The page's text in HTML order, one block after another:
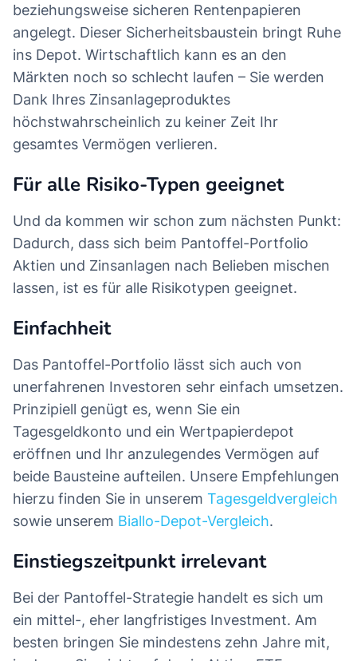
beziehungsweise sicheren Rentenpapieren
angelegt. Dieser Sicherheitsbaustein bringt Ruhe
ins Depot. Wirtschaftlich kann es an den
Märkten noch so schlecht laufen – Sie werden
Dank Ihres Zinsanlageproduktes
höchstwahrscheinlich zu keiner Zeit Ihr
gesamtes Vermögen verlieren.
Für alle Risiko-Typen geeignet
Und da kommen wir schon zum nächsten Punkt:
Dadurch, dass sich beim Pantoffel-Portfolio
Aktien und Zinsanlagen nach Belieben mischen
lassen, ist es für alle Risikotypen geeignet.
Einfachheit
Das Pantoffel-Portfolio lässt sich auch von
unerfahrenen Investoren sehr einfach umsetzen.
Prinzipiell genügt es, wenn Sie ein
Tagesgeldkonto und ein Wertpapierdepot
eröffnen und Ihr anzulegendes Vermögen auf
beide Bausteine aufteilen. Unsere Empfehlungen
hierzu finden Sie in unserem Tagesgeldvergleich
sowie unserem Biallo-Depot-Vergleich.
Einstiegszeitpunkt irrelevant
Bei der Pantoffel-Strategie handelt es sich um
ein mittel-, eher langfristiges Investment. Am
besten bringen Sie mindestens zehn Jahre mit,